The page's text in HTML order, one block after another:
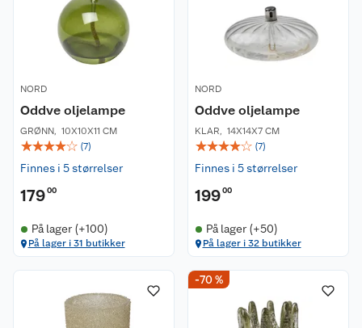
NORD
Oddve oljelampe
GRØNN, 10X10X11 CM
☆☆☆☆☆ (7)
Finnes i 5 størrelser
17900
På lager (+100)
På lager i 31 butikker
NORD
Oddve oljelampe
KLAR, 14X14X7 CM
☆☆☆☆☆ (7)
Finnes i 5 størrelser
19900
På lager (+50)
På lager i 32 butikker
-70 %